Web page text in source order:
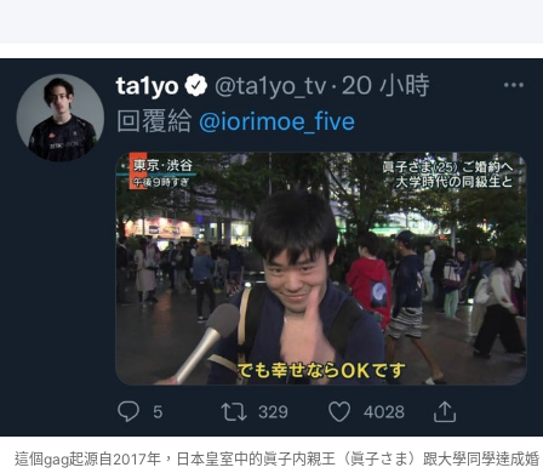
這個gag起源自2017年，日本皇室中的眞子内親王（眞子さま）跟大學同學達成婚